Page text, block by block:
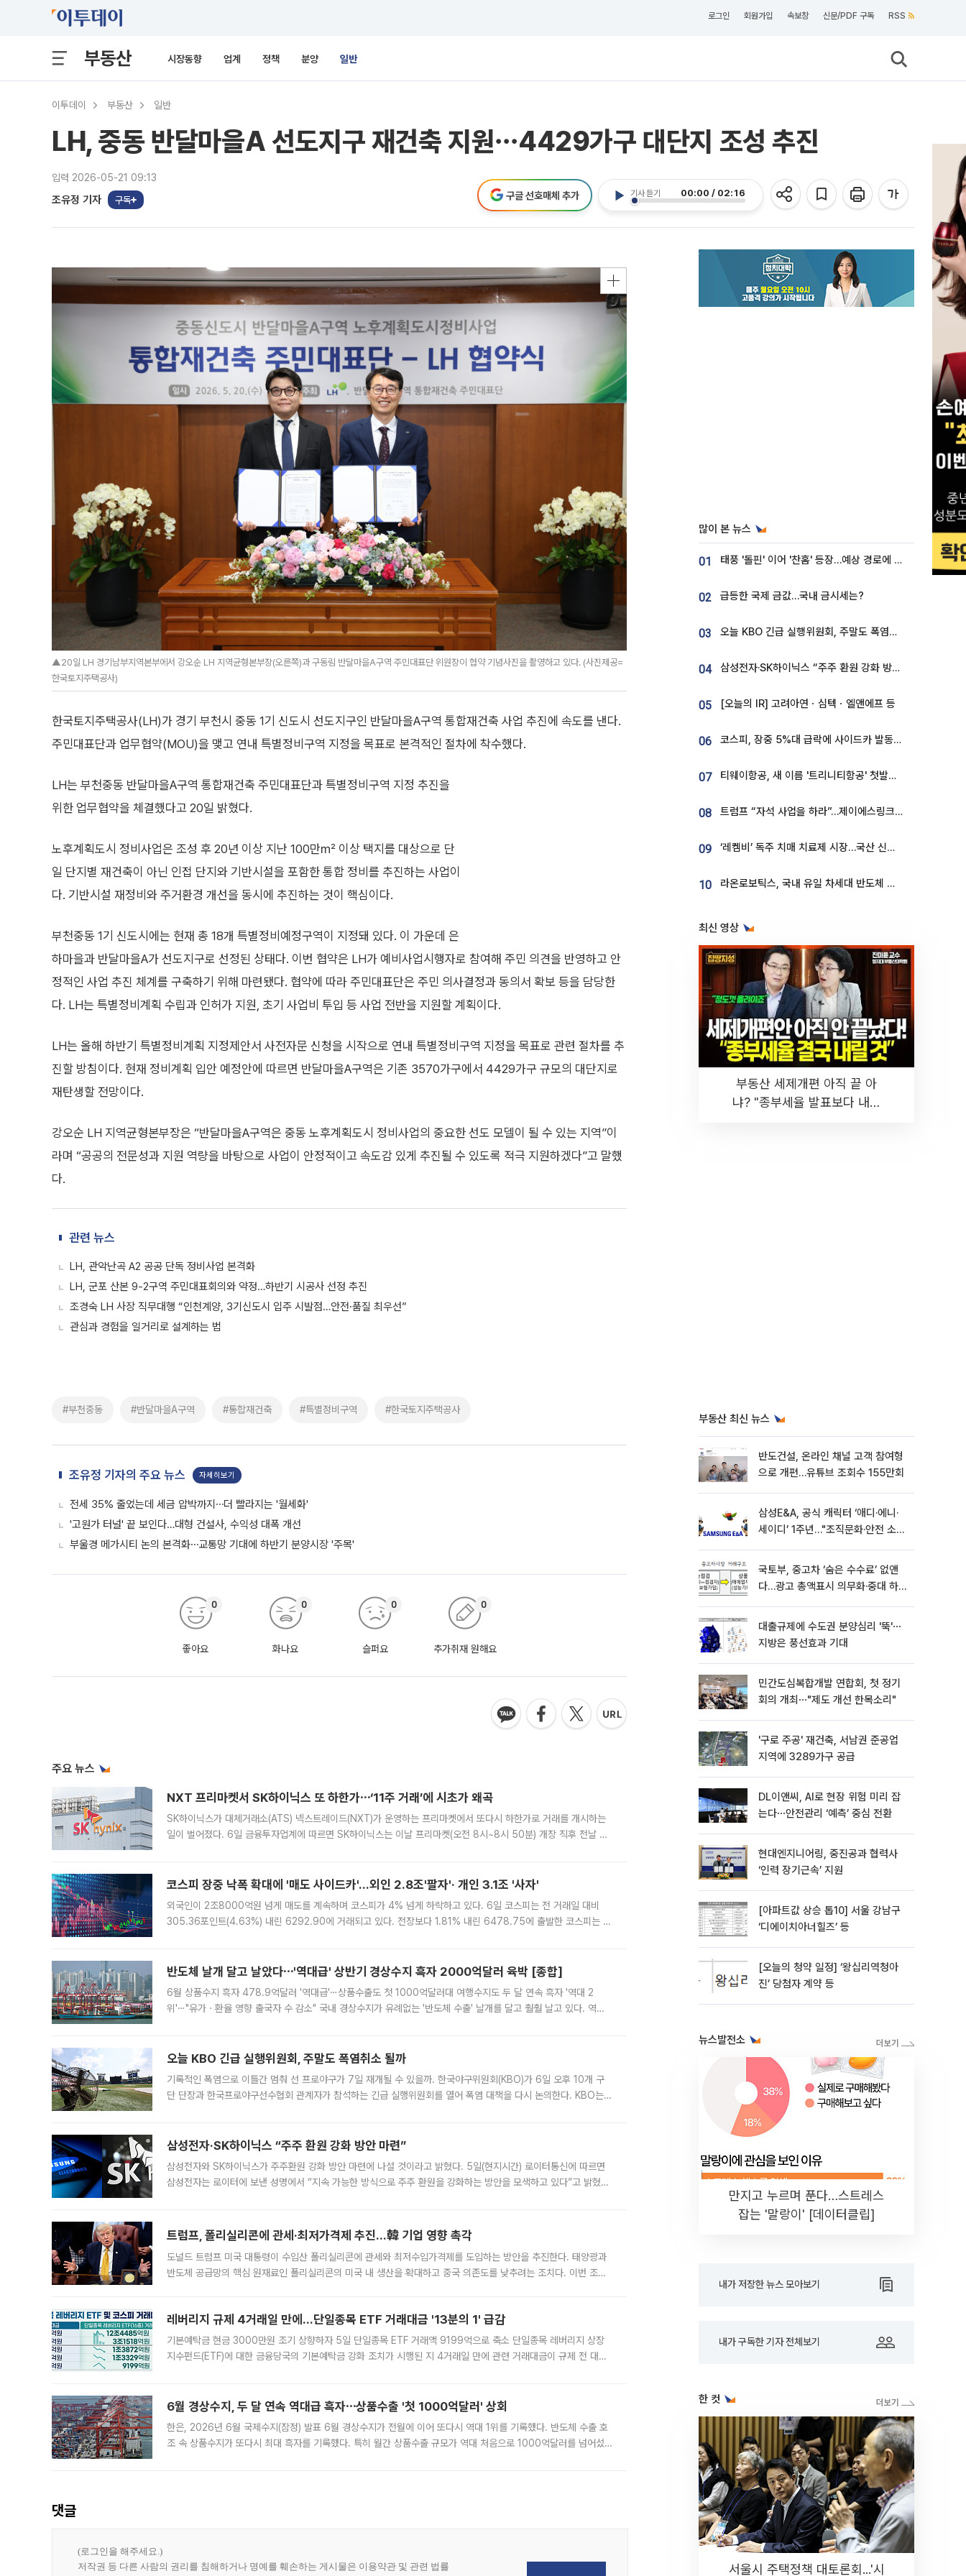
로그인 회원가입 속보창 신문/PDF 구독 RSS
부동산 시장동향 업계 정책 분양 일반
이투데이 부동산 일반
LH, 중동 반달마을A 선도지구 재건축 지원⋯4429가구 대단지 조성 추진
입력 2026-05-21 09:13
조유정 기자 구독
기사 듣기 00:00 / 02:16
구글 선호매체 추가
▲20일 LH 경기남부지역본부에서 강오순 LH 지역균형본부장(오른쪽)과 구동림 반달마을A구역 주민대표단 위원장이 협약 기념사진을 촬영하고 있다. (사진제공=
한국토지주택공사)
한국토지주택공사(LH)가 경기 부천시 중동 1기 신도시 선도지구인 반달마을A구역 통합재건축 사업 추진에 속도를 낸다.
주민대표단과 업무협약(MOU)을 맺고 연내 특별정비구역 지정을 목표로 본격적인 절차에 착수했다.
LH는 부천중동 반달마을A구역 통합재건축 주민대표단과 특별정비구역 지정 추진을
위한 업무협약을 체결했다고 20일 밝혔다.
노후계획도시 정비사업은 조성 후 20년 이상 지난 100만㎡ 이상 택지를 대상으로 단
일 단지별 재건축이 아닌 인접 단지와 기반시설을 포함한 통합 정비를 추진하는 사업이
다. 기반시설 재정비와 주거환경 개선을 동시에 추진하는 것이 핵심이다.
부천중동 1기 신도시에는 현재 총 18개 특별정비예정구역이 지정돼 있다. 이 가운데 은
하마을과 반달마을A가 선도지구로 선정된 상태다. 이번 협약은 LH가 예비사업시행자로 참여해 주민 의견을 반영하고 안
정적인 사업 추진 체계를 구축하기 위해 마련됐다. 협약에 따라 주민대표단은 주민 의사결정과 동의서 확보 등을 담당한
다. LH는 특별정비계획 수립과 인허가 지원, 초기 사업비 투입 등 사업 전반을 지원할 계획이다.
LH는 올해 하반기 특별정비계획 지정제안서 사전자문 신청을 시작으로 연내 특별정비구역 지정을 목표로 관련 절차를 추
진할 방침이다. 현재 정비계획 입안 예정안에 따르면 반달마을A구역은 기존 3570가구에서 4429가구 규모의 대단지로
재탄생할 전망이다.
강오순 LH 지역균형본부장은 “반달마을A구역은 중동 노후계획도시 정비사업의 중요한 선도 모델이 될 수 있는 지역”이
라며 “공공의 전문성과 지원 역량을 바탕으로 사업이 안정적이고 속도감 있게 추진될 수 있도록 적극 지원하겠다”고 말했
다.
관련 뉴스
LH, 관악난곡 A2 공공 단독 정비사업 본격화
LH, 군포 산본 9-2구역 주민대표회의와 약정…하반기 시공사 선정 추진
조경숙 LH 사장 직무대행 “인천계양, 3기신도시 입주 시발점…안전·품질 최우선”
관심과 경험을 일거리로 설계하는 법
#부천중동 #반달마을A구역 #통합재건축 #특별정비구역 #한국토지주택공사
조유정 기자의 주요 뉴스 자세히보기
전세 35% 줄었는데 세금 압박까지⋯더 빨라지는 '월세화'
'고원가 터널' 끝 보인다…대형 건설사, 수익성 대폭 개선
부울경 메가시티 논의 본격화⋯교통망 기대에 하반기 분양시장 '주목'
좋아요
0
화나요
0
슬퍼요
0
추가취재 원해요
0
주요 뉴스
NXT 프리마켓서 SK하이닉스 또 하한가⋯‘11주 거래’에 시초가 왜곡
SK하이닉스가 대체거래소(ATS) 넥스트레이드(NXT)가 운영하는 프리마켓에서 또다시 하한가로 거래를 개시하는
일이 벌어졌다. 6일 금융투자업계에 따르면 SK하이닉스는 이날 프리마켓(오전 8시~8시 50분) 개장 직후 전날 정
코스피 장중 낙폭 확대에 '매도 사이드카'…외인 2.8조'팔자'· 개인 3.1조 '사자'
외국인이 2조8000억원 넘게 매도를 계속하며 코스피가 4% 넘게 하락하고 있다. 6일 코스피는 전 거래일 대비
305.36포인트(4.63%) 내린 6292.90에 거래되고 있다. 전장보다 1.81% 내린 6478.75에 출발한 코스피는 장
반도체 날개 달고 날았다⋯'역대급' 상반기 경상수지 흑자 2000억달러 육박 [종합]
6월 상품수지 흑자 478.9억달러 '역대급'⋯상품수출도 첫 1000억달러대 여행수지도 두 달 연속 흑자 '역대 2
위'⋯"유가ㆍ환율 영향 출국자 수 감소" 국내 경상수지가 유례없는 '반도체 수출' 날개를 달고 훨훨 날고 있다. 역대
오늘 KBO 긴급 실행위원회, 주말도 폭염취소 될까
기록적인 폭염으로 이틀간 멈춰 선 프로야구가 7일 재개될 수 있을까. 한국야구위원회(KBO)가 6일 오후 10개 구
단 단장과 한국프로야구선수협회 관계자가 참석하는 긴급 실행위원회를 열어 폭염 대책을 다시 논의한다. KBO는
삼성전자·SK하이닉스 “주주 환원 강화 방안 마련”
삼성전자와 SK하이닉스가 주주환원 강화 방안 마련에 나설 것이라고 밝혔다. 5일(현지시간) 로이터통신에 따르면
삼성전자는 로이터에 보낸 성명에서 “지속 가능한 방식으로 주주 환원을 강화하는 방안을 모색하고 있다”고 밝혔다.
트럼프, 폴리실리콘에 관세·최저가격제 추진…韓 기업 영향 촉각
도널드 트럼프 미국 대통령이 수입산 폴리실리콘에 관세와 최저수입가격제를 도입하는 방안을 추진한다. 태양광과
반도체 공급망의 핵심 원재료인 폴리실리콘의 미국 내 생산을 확대하고 중국 의존도를 낮추려는 조치다. 이번 조처
레버리지 규제 4거래일 만에…단일종목 ETF 거래대금 '13분의 1' 급감
기본예탁금 현금 3000만원 조기 상향하자 5일 단일종목 ETF 거래액 9199억으로 축소 단일종목 레버리지 상장
지수펀드(ETF)에 대한 금융당국의 기본예탁금 강화 조치가 시행된 지 4거래일 만에 관련 거래대금이 규제 전 대비
6월 경상수지, 두 달 연속 역대급 흑자⋯상품수출 '첫 1000억달러' 상회
한은, 2026년 6월 국제수지(잠정) 발표 6월 경상수지가 전월에 이어 또다시 역대 1위를 기록했다. 반도체 수출 호
조 속 상품수지가 또다시 최대 흑자를 기록했다. 특히 월간 상품수출 규모가 역대 처음으로 1000억달러를 넘어섰
댓글
많이 본 뉴스
01 태풍 '돌핀' 이어 '찬홈' 등장…예상 경로에 한국 '한숨'
02 급등한 국제 금값…국내 금시세는?
03 오늘 KBO 긴급 실행위원회, 주말도 폭염취소 될까
04 삼성전자·SK하이닉스 “주주 환원 강화 방안 마련”
05 [오늘의 IR] 고려아연ㆍ심텍ㆍ엘앤에프 등
06 코스피, 장중 5%대 급락에 사이드카 발동…삼성·SK 동반 폭락
07 티웨이항공, 새 이름 '트리니티항공' 첫발…SSC 전략 본격화
08 트럼프 “자석 사업을 하라”…제이에스링크, 비중국 영구자석 공급망 구축 속도
09 ‘레켐비’ 독주 치매 치료제 시장…국산 신약 등장하나
10 라온로보틱스, 국내 유일 차세대 반도체 공정 로봇 개발 ‘고객사 테스트 진행’
최신 영상
부동산 세제개편 아직 끝 아
냐? "종부세율 발표보다 내릴
부동산 최신 뉴스
반도건설, 온라인 채널 고객 참여형
으로 개편…유튜브 조회수 155만회
삼성E&A, 공식 캐릭터 ‘애디·에니·
세이디’ 1주년…"조직문화·안전 소통
국토부, 중고차 ‘숨은 수수료’ 없앤
다…광고 총액표시 의무화·중대 하
대출규제에 수도권 분양심리 '뚝'⋯
지방은 풍선효과 기대
민간도심복합개발 연합회, 첫 정기
회의 개최⋯"제도 개선 한목소리"
'구로 주공' 재건축, 서남권 준공업
지역에 3289가구 공급
DL이앤씨, AI로 현장 위험 미리 잡
는다⋯안전관리 ‘예측’ 중심 전환
현대엔지니어링, 중진공과 협력사
‘인력 장기근속’ 지원
[아파트값 상승 톱10] 서울 강남구
‘디에이치아너힐즈’ 등
[오늘의 청약 일정] ‘왕십리역청아
진’ 당첨자 계약 등
뉴스발전소
만지고 누르며 푼다…스트레스
잡는 '말랑이' [데이터클립]
내가 저장한 뉴스 모아보기
내가 구독한 기자 전체보기
한 컷
서울시 주택정책 대토론회...'시